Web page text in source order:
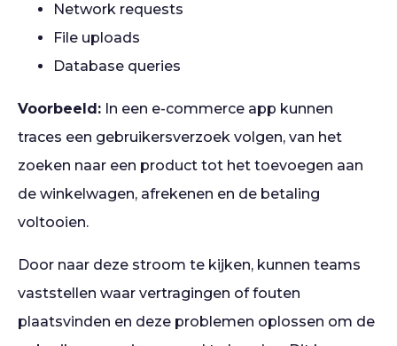
Network requests
File uploads
Database queries
Voorbeeld: In een e-commerce app kunnen
traces een gebruikersverzoek volgen, van het
zoeken naar een product tot het toevoegen aan
de winkelwagen, afrekenen en de betaling
voltooien.
Door naar deze stroom te kijken, kunnen teams
vaststellen waar vertragingen of fouten
plaatsvinden en deze problemen oplossen om de